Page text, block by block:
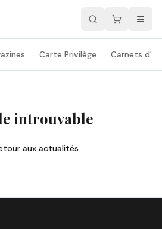
Carte Privilège Carnets
introuvable
aux actualités